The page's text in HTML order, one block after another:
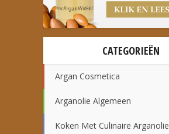
CATEGORIEËN
Argan Cosmetica
Arganolie Algemeen
Koken Met Culinaire Arganolie